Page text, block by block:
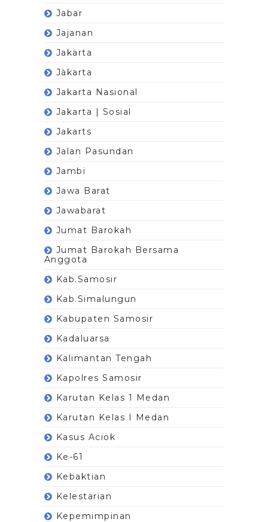
Jabar
Jajanan
Jakarta
Jàkarta
Jakarta Nasional
Jakarta | Sosial
Jakarts
Jalan Pasundan
Jambi
Jawa Barat
Jawabarat
Jumat Barokah
Jumat Barokah Bersama
Anggota
Kab.Samosir
Kab.Simalungun
Kabupaten Samosir
Kadaluarsa
Kalimantan Tengah
Kapolres Samosir
Karutan Kelas 1 Medan
Karutan Kelas I Medan
Kasus Aciok
Ke-61
Kebaktian
Kelestarian
Kepemimpinan